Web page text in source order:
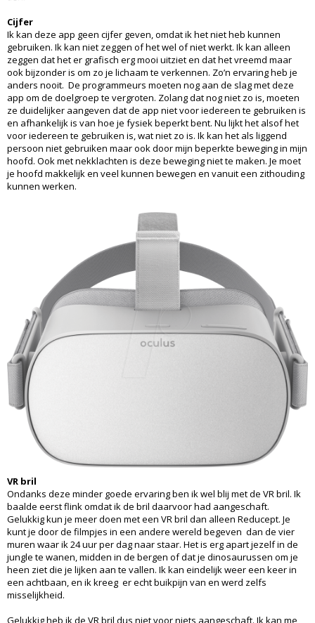
Cijfer
Ik kan deze app geen cijfer geven, omdat ik het niet heb kunnen
gebruiken. Ik kan niet zeggen of het wel of niet werkt. Ik kan alleen
zeggen dat het er grafisch erg mooi uitziet en dat het vreemd maar
ook bijzonder is om zo je lichaam te verkennen. Zo’n ervaring heb je
anders nooit. De programmeurs moeten nog aan de slag met deze
app om de doelgroep te vergroten. Zolang dat nog niet zo is, moeten
ze duidelijker aangeven dat de app niet voor iedereen te gebruiken is
en afhankelijk is van hoe je fysiek beperkt bent. Nu lijkt het alsof het
voor iedereen te gebruiken is, wat niet zo is. Ik kan het als liggend
persoon niet gebruiken maar ook door mijn beperkte beweging in mijn
hoofd. Ook met nekklachten is deze beweging niet te maken. Je moet
je hoofd makkelijk en veel kunnen bewegen en vanuit een zithouding
kunnen werken.
VR bril
Ondanks deze minder goede ervaring ben ik wel blij met de VR bril. Ik
baalde eerst flink omdat ik de bril daarvoor had aangeschaft.
Gelukkig kun je meer doen met een VR bril dan alleen Reducept. Je
kunt je door de filmpjes in een andere wereld begeven dan de vier
muren waar ik 24 uur per dag naar staar. Het is erg apart jezelf in de
jungle te wanen, midden in de bergen of dat je dinosaurussen om je
heen ziet die je lijken aan te vallen. Ik kan eindelijk weer een keer in
een achtbaan, en ik kreeg er echt buikpijn van en werd zelfs
misselijkheid.
Gelukkig heb ik de VR bril dus niet voor niets aangeschaft. Ik kan me